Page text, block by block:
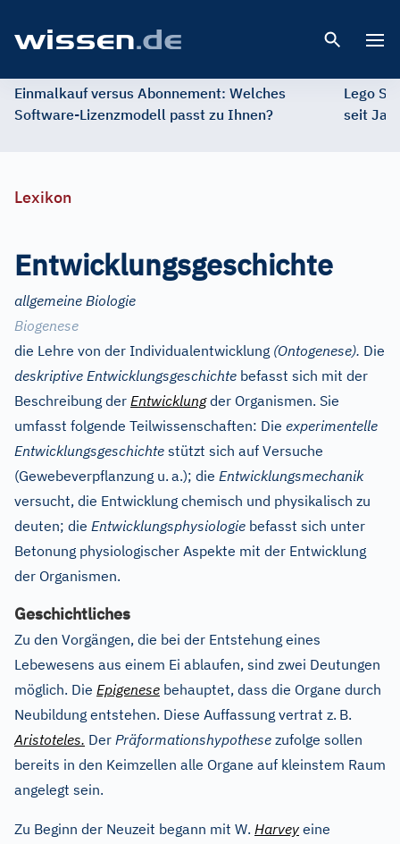
Einmalkauf versus Abonnement: Welches
Software-Lizenzmodell passt zu Ihnen?
Lego
seit
Lexikon
Entwicklungsgeschichte
allgemeine Biologie
Biogenese
die Lehre von der Individualentwicklung (Ontogenese). Die
deskriptive Entwicklungsgeschichte befasst sich mit der
Beschreibung der Entwicklungder Organismen. Sie
umfasst folgende Teilwissenschaften: Die experimentelle
Entwicklungsgeschichte stützt sich auf Versuche
(Gewebeverpflanzung u. a.); die Entwicklungsmechanik
versucht, die Entwicklung chemisch und physikalisch zu
deuten; die Entwicklungsphysiologie befasst sich unter
Betonung physiologischer Aspekte mit der Entwicklung
der Organismen.
Geschichtliches
Zu den Vorgängen, die bei der Entstehung eines
Lebewesens aus einem Ei ablaufen, sind zwei Deutungen
möglich. Die Epigenese behauptet, dass die Organe durch
Neubildung entstehen. Diese Auffassung vertrat z. B.
Aristoteles. Der Präformationshypothese zufolge sollen
bereits in den Keimzellen alle Organe auf kleinstem Raum
angelegt sein.
Zu Beginn der Neuzeit begann mit W. Harvey eine